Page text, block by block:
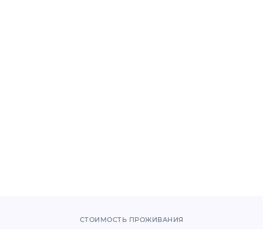
СТОИМОСТЬ ПРОЖИВАНИЯ